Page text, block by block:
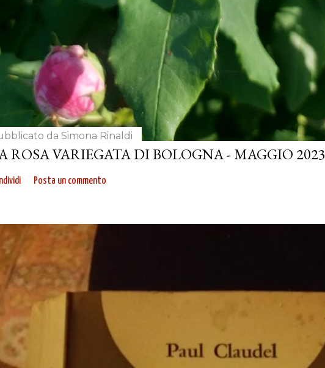
da Simona Rinaldi
ROSA VARIEGATA DI BOLOGNA - MAGGIO 2023
Posta un commento